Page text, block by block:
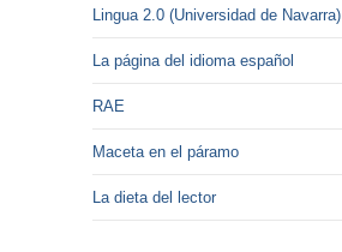
Lingua 2.0 (Universidad de Navarra)
La página del idioma español
RAE
Maceta en el páramo
La dieta del lector